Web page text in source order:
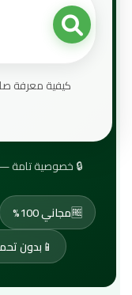
قيمة البحث
كيفية معرفة
🔒خصوصية تامة —
🆓مجاني 100%
📱بدون